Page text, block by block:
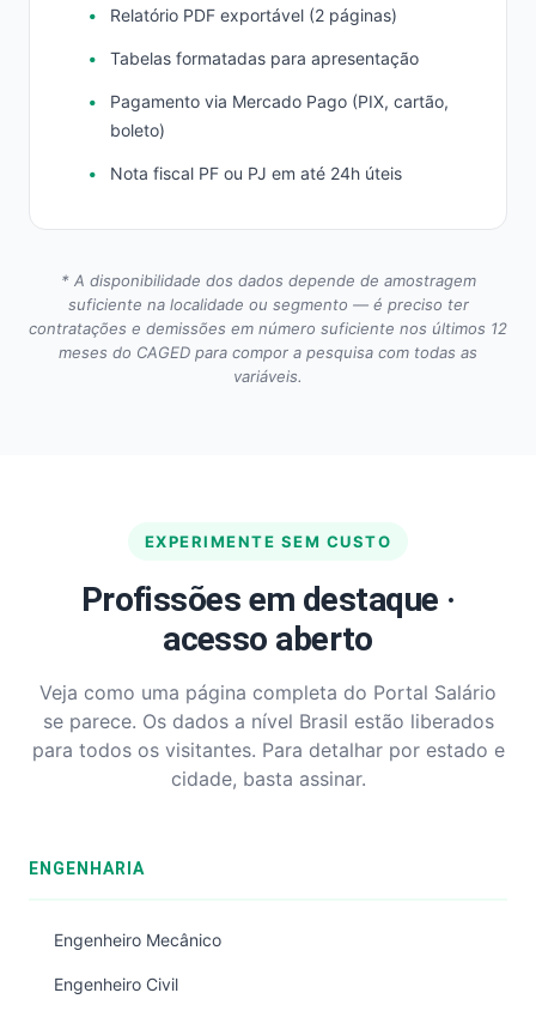
Relatório PDF exportável (2 páginas)
Tabelas formatadas para apresentação
Pagamento via Mercado Pago (PIX, cartão,
boleto)
Nota fiscal PF ou PJ em até 24h úteis
* A disponibilidade dos dados depende de amostragem
suficiente na localidade ou segmento — é preciso ter
contratações e demissões em número suficiente nos últimos 12
meses do CAGED para compor a pesquisa com todas as
variáveis.
EXPERIMENTE SEM CUSTO
Profissões em destaque ·
acesso aberto
Veja como uma página completa do Portal Salário
se parece. Os dados a nível Brasil estão liberados
para todos os visitantes. Para detalhar por estado e
cidade, basta assinar.
ENGENHARIA
Engenheiro Mecânico
Engenheiro Civil